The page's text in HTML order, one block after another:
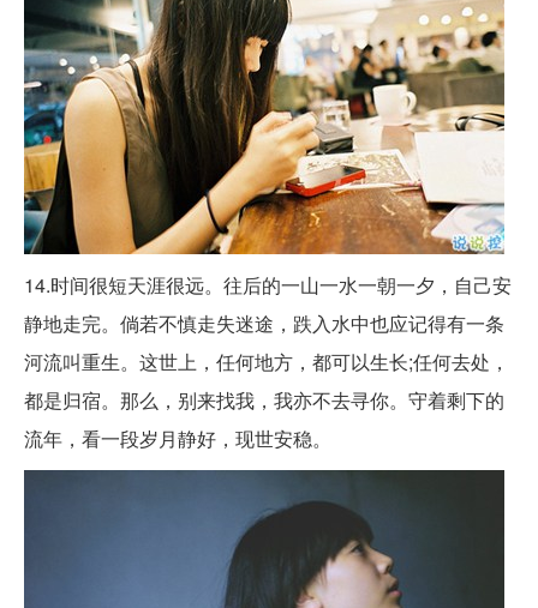
14.时间很短天涯很远。往后的一山一水一朝一夕，自己安
静地走完。倘若不慎走失迷途，跌入水中也应记得有一条
河流叫重生。这世上，任何地方，都可以生长;任何去处，
都是归宿。那么，别来找我，我亦不去寻你。守着剩下的
流年，看一段岁月静好，现世安稳。